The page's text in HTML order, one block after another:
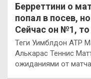
Берреттини о
попал в посев,
Сейчас он №1, то
Теги Уимблдон ATP
Алькарас Теннис
ожиданиями от